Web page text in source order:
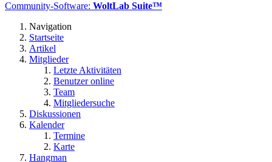
Community-Software: WoltLab Suite™
Navigation
Startseite
Artikel
Mitglieder
Letzte Aktivitäten
Benutzer online
Team
Mitgliedersuche
Diskussionen
Kalender
Termine
Karte
Hangman